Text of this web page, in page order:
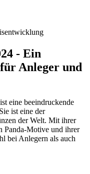
- Ein
Anleger und
eine beeindruckende
ist eine der
der Welt. Mit ihrer
Panda-Motive und ihrer
bei Anlegern als auch